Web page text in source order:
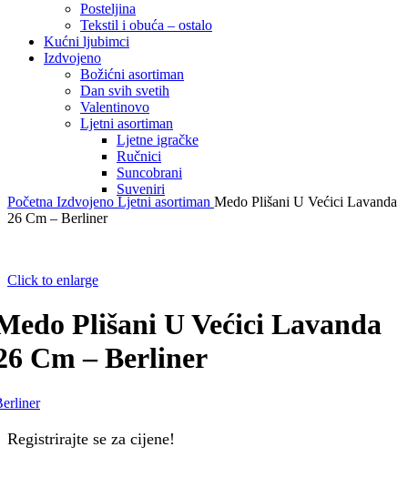
Posteljina
Tekstil i obuća – ostalo
Kućni ljubimci
Izdvojeno
Božićni asortiman
Dan svih svetih
Valentinovo
Ljetni asortiman
Ljetne igračke
Ručnici
Suncobrani
Suveniri
Početna Izdvojeno Ljetni asortiman Medo Plišani U Većici Lavanda
26 Cm – Berliner
Click to enlarge
Plišani U Većici Lavanda
Cm – Berliner
Registrirajte se za cijene!